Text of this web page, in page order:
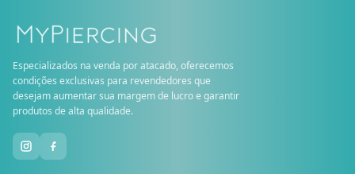
Especializados na venda por atacado, oferecemos
condições exclusivas para revendedores que
desejam aumentar sua margem de lucro e garantir
produtos de alta qualidade.